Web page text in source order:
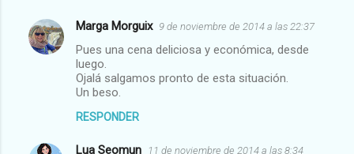
Marga Morguix 9 de noviembre de 2014 a las 22:37
Pues una cena deliciosa y económica, desde
luego.
Ojalá salgamos pronto de esta situación.
Un beso.
RESPONDER
Lua Seomun 11 de noviembre de 2014 a las 8:34